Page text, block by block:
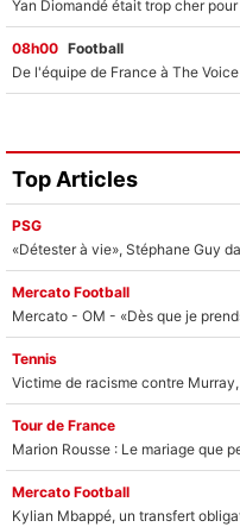
08h00 Football
Top Articles
PSG
Mercato Football
Tennis
Tour de France
Marion Rousse : Le mariage que
Mercato Football
Kylian Mbappé, un transfert